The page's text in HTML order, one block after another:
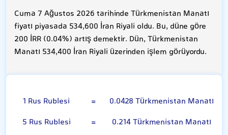
Cuma 7 Ağustos 2026 tarihinde Türkmenistan Manatı
fiyatı piyasada 534,600 İran Riyali oldu. Bu, düne göre
200 İRR (0.04%) artış demektir. Dün, Türkmenistan
Manatı 534,400 İran Riyali üzerinden işlem görüyordu.
1 Rus Rublesi =
0.0428 Türkmenistan Manatı
5 Rus Rublesi
= 0.214 Türkmenistan Manatı